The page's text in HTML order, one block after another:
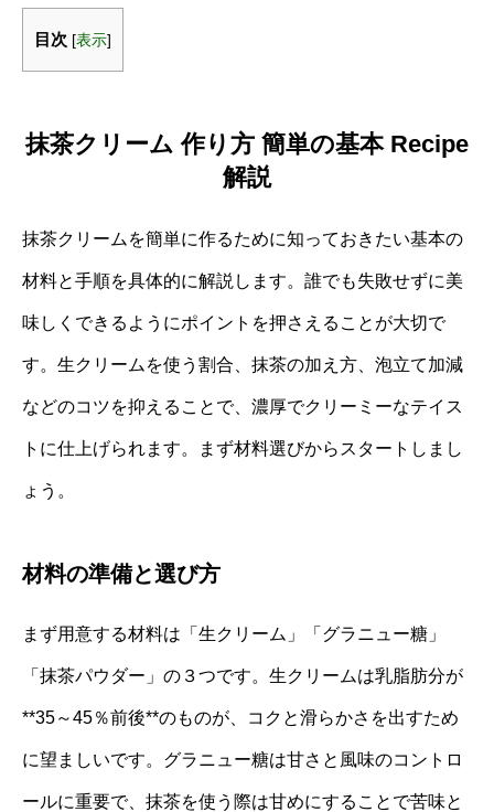
目次 [表示]
抹茶クリーム 作り方 簡単の基本 Recipe
解説
抹茶クリームを簡単に作るために知っておきたい基本の
材料と手順を具体的に解説します。誰でも失敗せずに美
味しくできるようにポイントを押さえることが大切で
す。生クリームを使う割合、抹茶の加え方、泡立て加減
などのコツを抑えることで、濃厚でクリーミーなテイス
トに仕上げられます。まず材料選びからスタートしまし
ょう。
材料の準備と選び方
まず用意する材料は「生クリーム」「グラニュー糖」
「抹茶パウダー」の３つです。生クリームは乳脂肪分が
**35～45％前後**のものが、コクと滑らかさを出すため
に望ましいです。グラニュー糖は甘さと風味のコントロ
ールに重要で、抹茶を使う際は甘めにすることで苦味と